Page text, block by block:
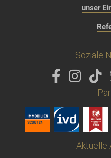
unser
Soziale
Aktuelle